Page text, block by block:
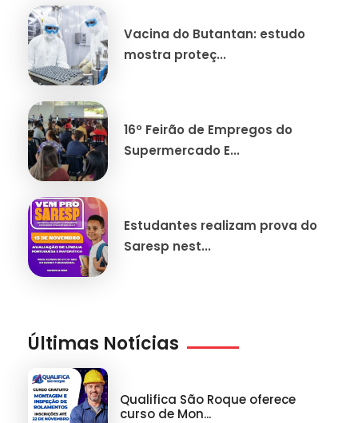
Vacina do Butantan: estudo
mostra proteç...
16º Feirão de Empregos do
Supermercado E...
Estudantes realizam prova do
Saresp nest...
Últimas Notícias
Qualifica São Roque oferece
curso de Mon...